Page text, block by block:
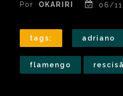
Por OKARIRI 06/
tags: adriano
flamengo